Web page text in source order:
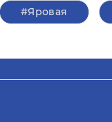
#Яровая